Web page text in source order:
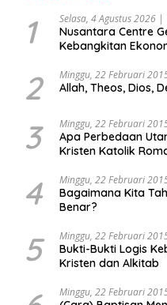
1 Selasa, 4 Agustus 2026
Nusantara Centre
Kebangkitan
Djojohadikusumo
(Pergolakan
Undang
Kesejahteraan
Bangsa Menuju
2 Minggu, 22 Februari
Allah, Theos, Dios,
3 Minggu, 22 Februari
Apa Perbedaan
Kristen Katolik
4 Minggu, 22 Februari
Bagaimana Kita
Benar?
5 Minggu, 22 Februari
Bukti-Bukti Logis
Kristen dan Alkitab
Minggu, 22 Februari